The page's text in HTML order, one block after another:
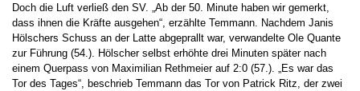
Doch die Luft verließ den SV. „Ab der 50. Minute haben wir gemerkt,
dass ihnen die Kräfte ausgehen“, erzählte Temmann. Nachdem Janis
Hölschers Schuss an der Latte abgeprallt war, verwandelte Ole Quante
zur Führung (54.). Hölscher selbst erhöhte drei Minuten später nach
einem Querpass von Maximilian Rethmeier auf 2:0 (57.). „Es war das
Tor des Tages“, beschrieb Temmann das Tor von Patrick Ritz, der zwei